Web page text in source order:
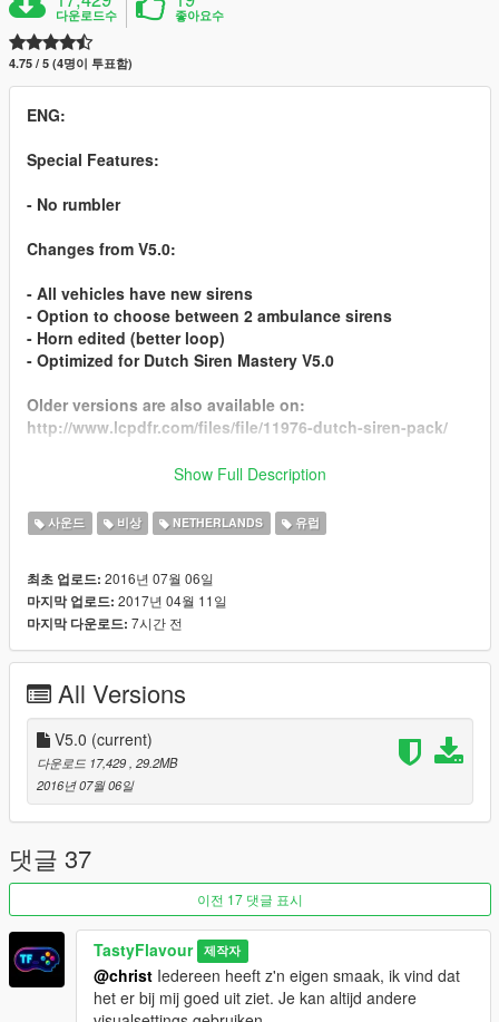
다운로드수 좋아요수
4.75 / 5 (4명이 투표함)
ENG:
Special Features:
- No rumbler
Changes from V5.0:
- All vehicles have new sirens
- Option to choose between 2 ambulance sirens
- Horn edited (better loop)
- Optimized for Dutch Siren Mastery V5.0
Older versions are also available on:
http://www.lcpdfr.com/files/file/11976-dutch-siren-pack/
Speciale onderdelen:
Updates van V5.0:
- Alle voertuigen hebben een nieuwe sirene
- Toeteren aangepast (betere loop)
- Gemaakt voor Dutch Siren Mastery V5.0
Oudere versies zijn ook beschikbaar op:
http://www.lcpdfr.com/files/file/11976-dutch-siren-pack/
Show Full Description
사운드 비상 NETHERLANDS 유럽
최초 업로드: 2016년 07월 06일
마지막 업로드: 2017년 04월 11일
마지막 다운로드: 7시간 전
All Versions
V5.0 (current)
다운로드 17,429 , 29.2MB
2016년 07월 06일
댓글 37
이전 17 댓글 표시
TastyFlavour 제작자
@christ Iedereen heeft z'n eigen smaak, ik vind dat
het er bij mij goed uit ziet. Je kan altijd andere